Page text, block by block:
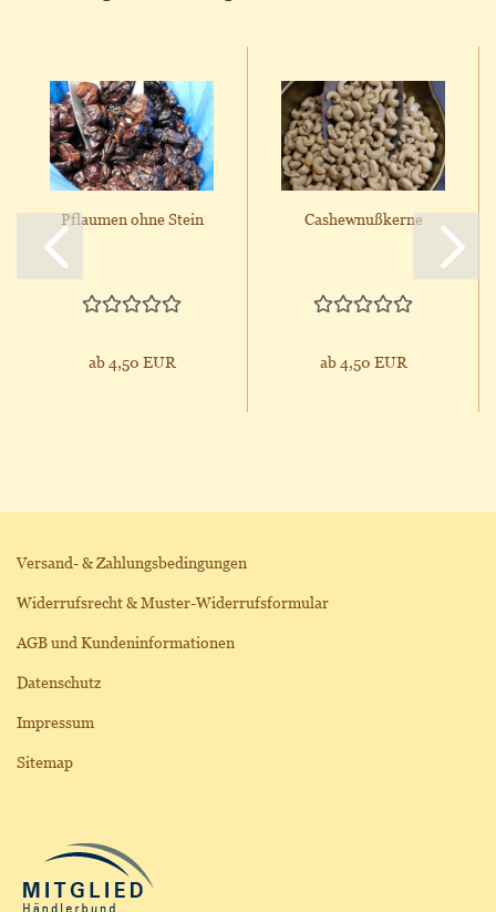
Pflaumen ohne Stein
ab 4,50 EUR
Cashewnußkerne
ab 4,50 EUR
Versand- & Zahlungsbedingungen
Widerrufsrecht & Muster-Widerrufsformular
AGB und Kundeninformationen
Datenschutz
Impressum
Sitemap